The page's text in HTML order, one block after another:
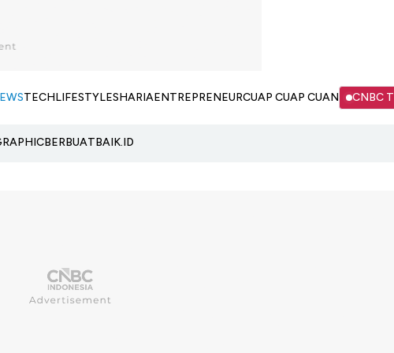
TECHLIFESTYLESHARIAENTREPRENEURCUAP CUAP CUAN CNBC
BERBUATBAIK.ID